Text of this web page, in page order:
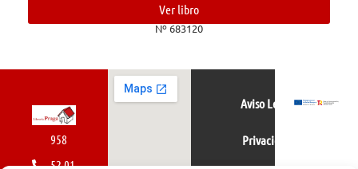
Ver libro
Nº 683120
958
52 01
Aviso Legal
Privacidad